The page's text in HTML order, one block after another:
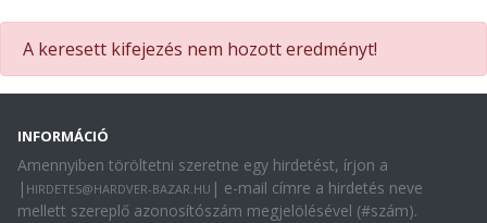
A keresett kifejezés nem hozott eredményt!
INFORMÁCIÓ
Amennyiben töröltetni szeretne egy hirdetést, írjon a
| HIRDETES@HARDVER-BAZAR.HU | e-mail címre a hirdetés neve
mellett szereplő azonosítószám megjelölésével (#szám).